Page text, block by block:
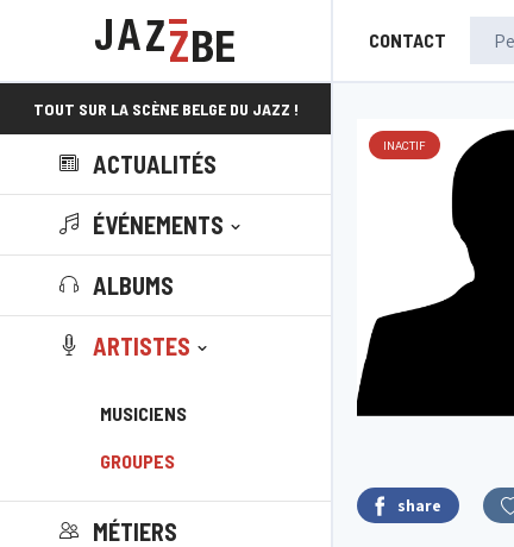
CONTACT
TOUT SUR LA SCÈNE BELGE DU JAZZ !
ACTUALITÉS
ÉVÉNEMENTS
ALBUMS
ARTISTES
MUSICIENS
GROUPES
MÉTIERS
INACTIF
share